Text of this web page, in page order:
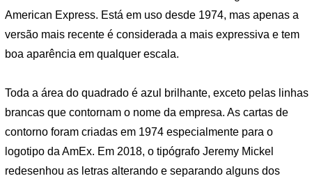
American Express. Está em uso desde 1974, mas apenas a
versão mais recente é considerada a mais expressiva e tem
boa aparência em qualquer escala.
Toda a área do quadrado é azul brilhante, exceto pelas linhas
brancas que contornam o nome da empresa. As cartas de
contorno foram criadas em 1974 especialmente para o
logotipo da AmEx. Em 2018, o tipógrafo Jeremy Mickel
redesenhou as letras alterando e separando alguns dos